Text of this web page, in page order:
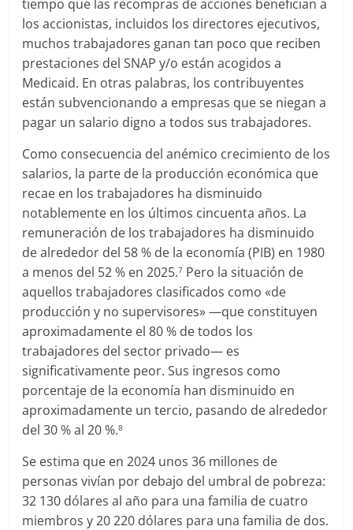
tiempo que las recompras de acciones benefician a
los accionistas, incluidos los directores ejecutivos,
muchos trabajadores ganan tan poco que reciben
prestaciones del SNAP y/o están acogidos a
Medicaid. En otras palabras, los contribuyentes
están subvencionando a empresas que se niegan a
pagar un salario digno a todos sus trabajadores.
Como consecuencia del anémico crecimiento de los
salarios, la parte de la producción económica que
recae en los trabajadores ha disminuido
notablemente en los últimos cincuenta años. La
remuneración de los trabajadores ha disminuido
de alrededor del 58 % de la economía (PIB) en 1980
a menos del 52 % en 2025.7 Pero la situación de
aquellos trabajadores clasificados como «de
producción y no supervisores» —que constituyen
aproximadamente el 80 % de todos los
trabajadores del sector privado— es
significativamente peor. Sus ingresos como
porcentaje de la economía han disminuido en
aproximadamente un tercio, pasando de alrededor
del 30 % al 20 %.8
Se estima que en 2024 unos 36 millones de
personas vivían por debajo del umbral de pobreza:
32 130 dólares al año para una familia de cuatro
miembros y 20 220 dólares para una familia de dos.